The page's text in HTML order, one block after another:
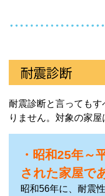
耐震診断
耐震診断と言っても
りません。対象の家屋
・ 昭和25年～
された家屋で
昭和56年に、耐震